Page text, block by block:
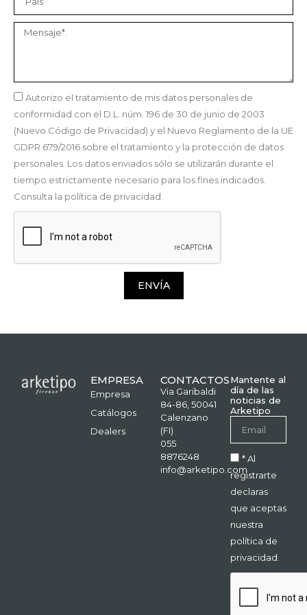
Autorizo el tratamiento de mis datos personales de
conformidad con el D.L. núm. 196 de 30 de junio de 2003
(Nuevo Código de Privacidad) y el Nuevo Reglamento de la UE
GDPR 679/2016 sobre el tratamiento y la protección de datos
personales. Los datos enviados sólo se utilizarán durante el
tiempo estrictamente necesario para los fines indicados.
Consulta la política de privacidad.
ENVÍA
EMPRESA
Empresa
Catálogos
Dealers
CONTACTOS
Via Garibaldi
84-86, 50041
Calenzano
(FI)
055
8876248
info@arketipo.com
Mantente al
día de las
noticias de
Arketipo
* Al
registrarte
declaras
que aceptas
nuestra
política de
privacidad.